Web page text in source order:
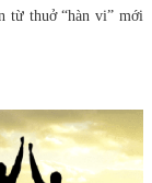
từ thuở “hàn vi” mới